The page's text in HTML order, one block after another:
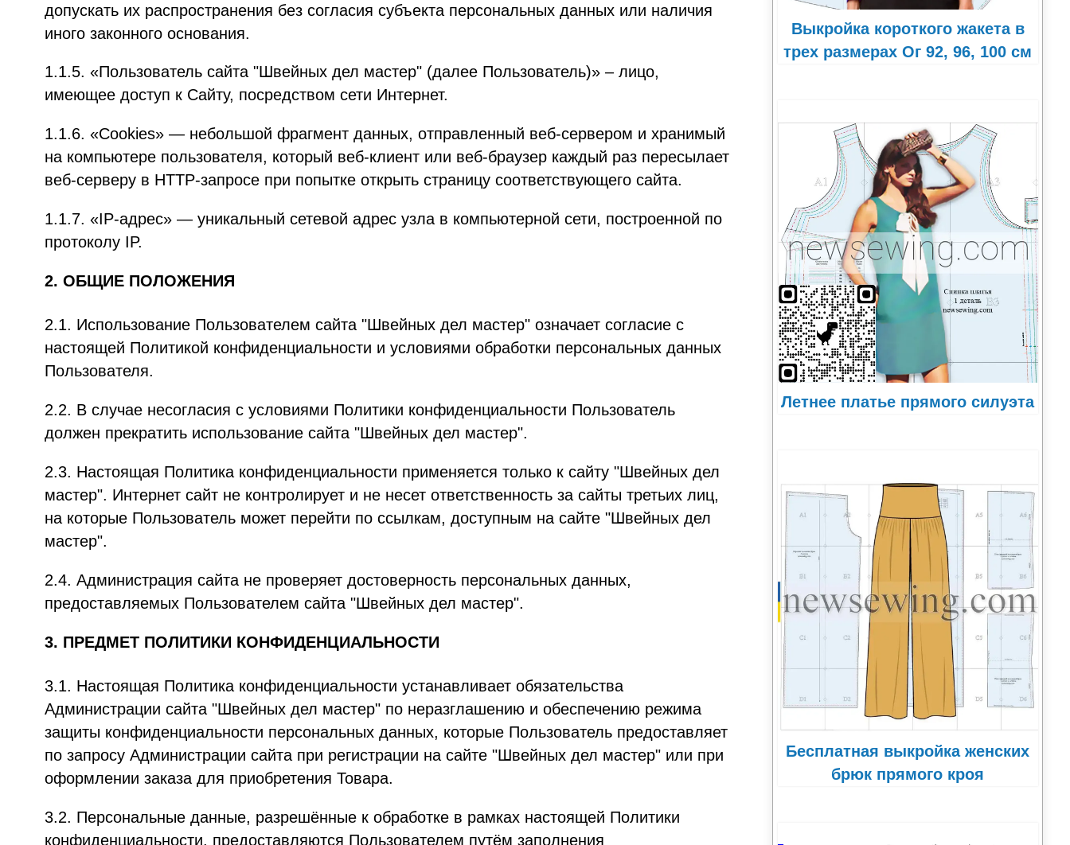
допускать их распространения без согласия субъекта персональных данных или наличия
иного законного основания.
1.1.5. «Пользователь сайта "Швейных дел мастер" (далее Пользователь)» – лицо,
имеющее доступ к Сайту, посредством сети Интернет.
1.1.6. «Cookies» — небольшой фрагмент данных, отправленный веб-сервером и хранимый
на компьютере пользователя, который веб-клиент или веб-браузер каждый раз пересылает
веб-серверу в HTTP-запросе при попытке открыть страницу соответствующего сайта.
1.1.7. «IP-адрес» — уникальный сетевой адрес узла в компьютерной сети, построенной по
протоколу IP.
2. ОБЩИЕ ПОЛОЖЕНИЯ
2.1. Использование Пользователем сайта "Швейных дел мастер" означает согласие с
настоящей Политикой конфиденциальности и условиями обработки персональных данных
Пользователя.
2.2. В случае несогласия с условиями Политики конфиденциальности Пользователь
должен прекратить использование сайта "Швейных дел мастер".
2.3. Настоящая Политика конфиденциальности применяется только к сайту "Швейных дел
мастер". Интернет сайт не контролирует и не несет ответственность за сайты третьих лиц,
на которые Пользователь может перейти по ссылкам, доступным на сайте "Швейных дел
мастер".
2.4. Администрация сайта не проверяет достоверность персональных данных,
предоставляемых Пользователем сайта "Швейных дел мастер".
3. ПРЕДМЕТ ПОЛИТИКИ КОНФИДЕНЦИАЛЬНОСТИ
3.1. Настоящая Политика конфиденциальности устанавливает обязательства
Администрации сайта "Швейных дел мастер" по неразглашению и обеспечению режима
защиты конфиденциальности персональных данных, которые Пользователь предоставляет
по запросу Администрации сайта при регистрации на сайте "Швейных дел мастер" или при
оформлении заказа для приобретения Товара.
3.2. Персональные данные, разрешённые к обработке в рамках настоящей Политики
конфиденциальности, предоставляются Пользователем путём заполнения
Выкройка короткого жакета в
трех размерах Ог 92, 96, 100 см
Летнее платье прямого силуэта
Бесплатная выкройка женских
брюк прямого кроя